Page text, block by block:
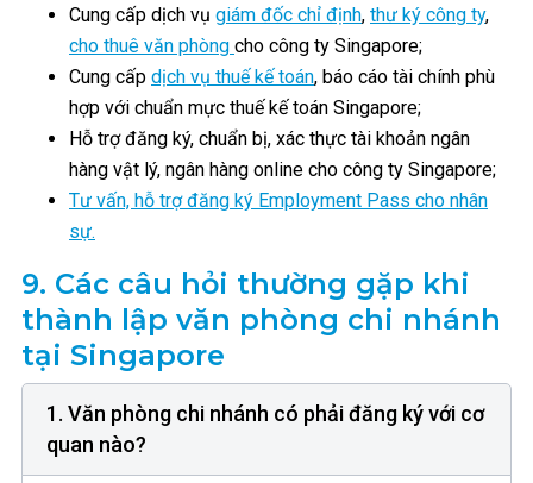
Cung cấp dịch vụ giám đốc chỉ định, thư ký công ty,
cho thuê văn phòng cho công ty Singapore;
Cung cấp dịch vụ thuế kế toán, báo cáo tài chính phù
hợp với chuẩn mực thuế kế toán Singapore;
Hỗ trợ đăng ký, chuẩn bị, xác thực tài khoản ngân
hàng vật lý, ngân hàng online cho công ty Singapore;
Tư vấn, hỗ trợ đăng ký Employment Pass cho nhân
sự.
9. Các câu hỏi thường gặp khi
thành lập văn phòng chi nhánh
tại Singapore
1. Văn phòng chi nhánh có phải đăng ký với cơ
quan nào?